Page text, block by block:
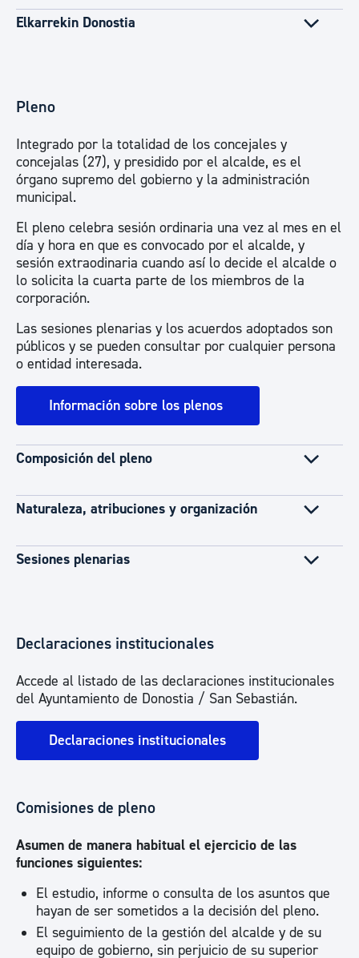
Elkarrekin Donostia
Pleno
Integrado por la totalidad de los concejales y
concejalas (27), y presidido por el alcalde, es el
órgano supremo del gobierno y la administración
municipal.
El pleno celebra sesión ordinaria una vez al mes en el
día y hora en que es convocado por el alcalde, y
sesión extraodinaria cuando así lo decide el alcalde o
lo solicita la cuarta parte de los miembros de la
corporación.
Las sesiones plenarias y los acuerdos adoptados son
públicos y se pueden consultar por cualquier persona
o entidad interesada.
Información sobre los plenos
Composición del pleno
Naturaleza, atribuciones y organización
Sesiones plenarias
Declaraciones institucionales
Accede al listado de las declaraciones institucionales
del Ayuntamiento de Donostia / San Sebastián.
Declaraciones institucionales
Comisiones de pleno
Asumen de manera habitual el ejercicio de las
funciones siguientes:
El estudio, informe o consulta de los asuntos que
hayan de ser sometidos a la decisión del pleno.
El seguimiento de la gestión del alcalde y de su
equipo de gobierno, sin perjuicio de su superior